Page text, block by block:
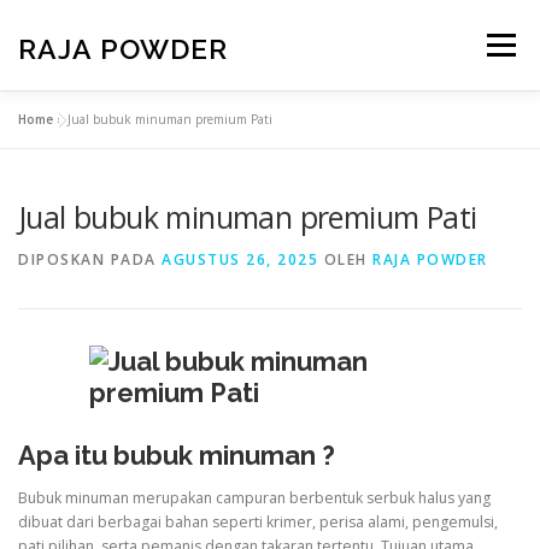
RAJA POWDER Menu
KONTAK KAMI PAKET USAHA
Home »Jual bubuk minuman premium Pati
Jual bubuk minuman premium Pati
DIPOSKAN PADA AGUSTUS 26, 2025 OLEH RAJA POWDER
Apa itu bubuk minuman ?
Bubuk minuman merupakan campuran berbentuk serbuk halus yang
dibuat dari berbagai bahan seperti krimer, perisa alami, pengemulsi,